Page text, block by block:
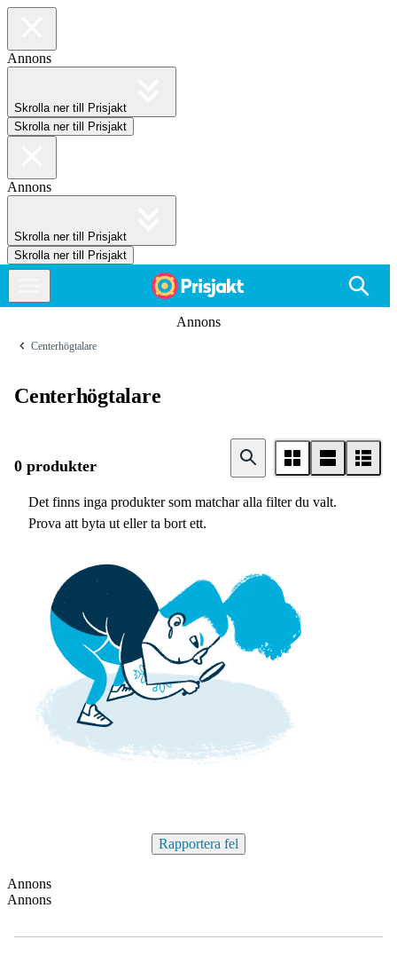
Annons
Skrolla ner till Prisjakt
Skrolla ner till Prisjakt
Annons
Skrolla ner till Prisjakt
Skrolla ner till Prisjakt
Annons
Centerhögtalare
Centerhögtalare
0 produkter
Det finns inga produkter som matchar alla filter du valt.
Prova att byta ut eller ta bort ett.
Rapportera fel
Annons
Annons